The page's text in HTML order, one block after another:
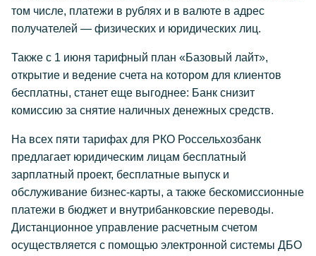
том числе, платежи в рублях и в валюте в адрес
получателей — физических и юридических лиц.
Также с 1 июня тарифный план «Базовый лайт»,
открытие и ведение счета на котором для клиентов
бесплатны, станет еще выгоднее: Банк снизит
комиссию за снятие наличных денежных средств.
На всех пяти тарифах для РКО Россельхозбанк
предлагает юридическим лицам бесплатный
зарплатный проект, бесплатные выпуск и
обслуживание бизнес-карты, а также бескомиссионные
платежи в бюджет и внутрибанковские переводы.
Дистанционное управление расчетным счетом
осуществляется с помощью электронной системы ДБО